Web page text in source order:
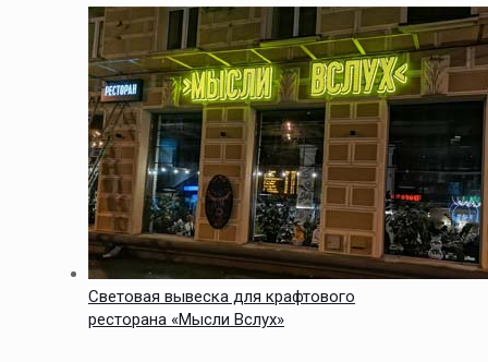
Световая вывеска для крафтового
ресторана «Мысли Вслух»